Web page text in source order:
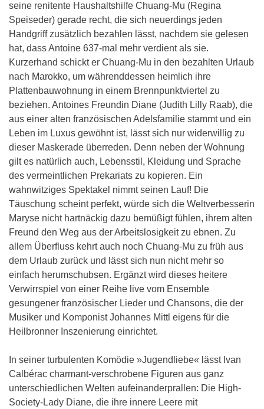
seine renitente Haushaltshilfe Chuang-Mu (Regina
Speiseder) gerade recht, die sich neuerdings jeden
Handgriff zusätzlich bezahlen lässt, nachdem sie gelesen
hat, dass Antoine 637-mal mehr verdient als sie.
Kurzerhand schickt er Chuang-Mu in den bezahlten Urlaub
nach Marokko, um währenddessen heimlich ihre
Plattenbauwohnung in einem Brennpunktviertel zu
beziehen. Antoines Freundin Diane (Judith Lilly Raab), die
aus einer alten französischen Adelsfamilie stammt und ein
Leben im Luxus gewöhnt ist, lässt sich nur widerwillig zu
dieser Maskerade überreden. Denn neben der Wohnung
gilt es natürlich auch, Lebensstil, Kleidung und Sprache
des vermeintlichen Prekariats zu kopieren. Ein
wahnwitziges Spektakel nimmt seinen Lauf! Die
Täuschung scheint perfekt, würde sich die Weltverbesserin
Maryse nicht hartnäckig dazu bemüßigt fühlen, ihrem alten
Freund den Weg aus der Arbeitslosigkeit zu ebnen. Zu
allem Überfluss kehrt auch noch Chuang-Mu zu früh aus
dem Urlaub zurück und lässt sich nun nicht mehr so
einfach herumschubsen. Ergänzt wird dieses heitere
Verwirrspiel von einer Reihe live vom Ensemble
gesungener französischer Lieder und Chansons, die der
Musiker und Komponist Johannes Mittl eigens für die
Heilbronner Inszenierung einrichtet.
In seiner turbulenten Komödie »Jugendliebe« lässt Ivan
Calbérac charmant-verschrobene Figuren aus ganz
unterschiedlichen Welten aufeinanderprallen: Die High-
Society-Lady Diane, die ihre innere Leere mit